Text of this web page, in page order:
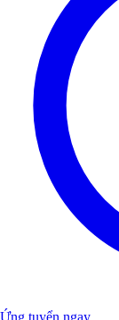
Ứng tuyển ngay